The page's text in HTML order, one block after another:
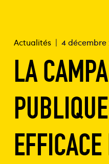
Actualités| 4 décembre
LA